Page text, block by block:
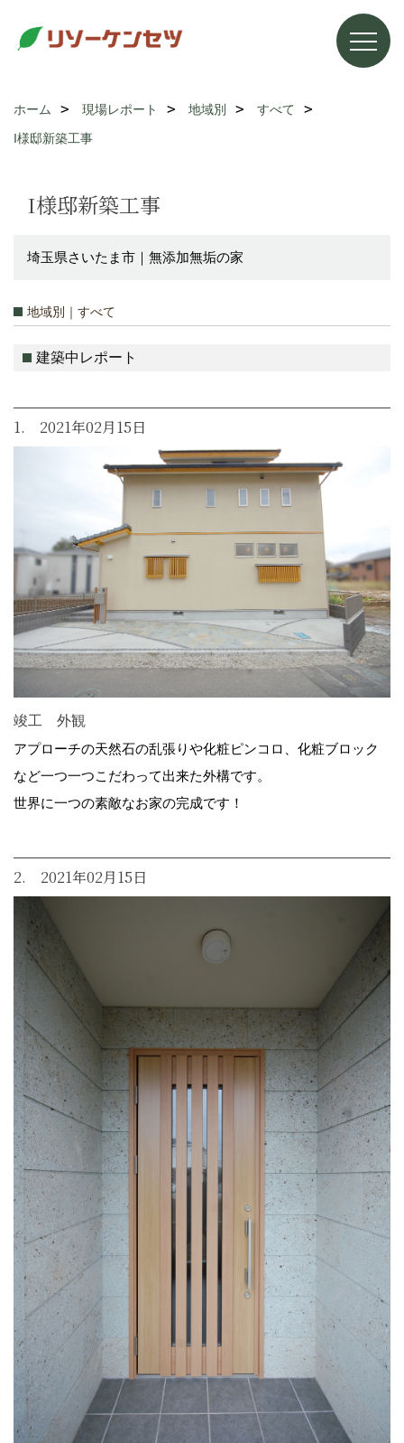
ホーム 現場レポート 地域別
すべて
I様邸新築工事
I様邸新築工事
埼玉県さいたま市｜無添加無垢の家
地域別｜すべて
建築中レポート
1. 2021年02月15日
竣工 外観
アプローチの天然石の乱張りや化粧ピンコロ、化粧ブロック
など一つ一つこだわって出来た外構です。
世界に一つの素敵なお家の完成です！
2. 2021年02月15日